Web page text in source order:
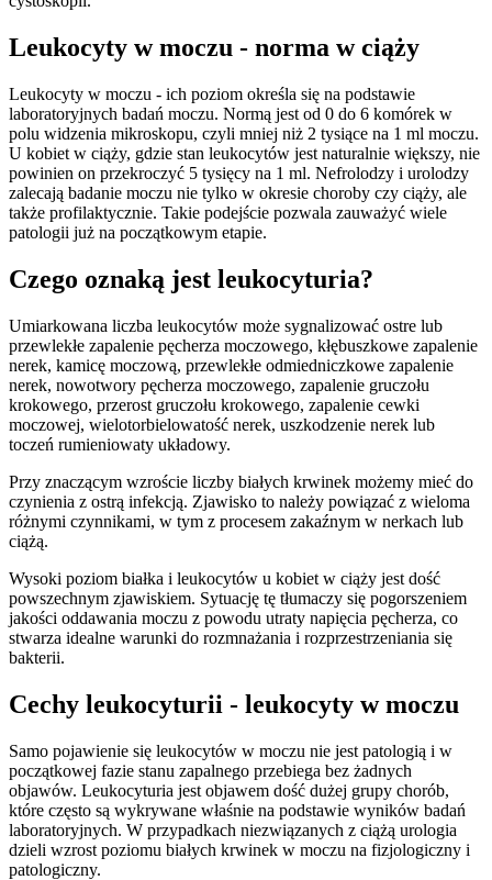
Leukocyty w moczu - norma w ciąży
Leukocyty w moczu - ich poziom określa się na podstawie
laboratoryjnych badań moczu. Normą jest od 0 do 6 komórek w
polu widzenia mikroskopu, czyli mniej niż 2 tysiące na 1 ml moczu.
U kobiet w ciąży, gdzie stan leukocytów jest naturalnie większy, nie
powinien on przekroczyć 5 tysięcy na 1 ml. Nefrolodzy i urolodzy
zalecają badanie moczu nie tylko w okresie choroby czy ciąży, ale
także profilaktycznie. Takie podejście pozwala zauważyć wiele
patologii już na początkowym etapie.
Czego oznaką jest leukocyturia?
Umiarkowana liczba leukocytów może sygnalizować ostre lub
przewlekłe zapalenie pęcherza moczowego, kłębuszkowe zapalenie
nerek, kamicę moczową, przewlekłe odmiedniczkowe zapalenie
nerek, nowotwory pęcherza moczowego, zapalenie gruczołu
krokowego, przerost gruczołu krokowego, zapalenie cewki
moczowej, wielotorbielowatość nerek, uszkodzenie nerek lub
toczeń rumieniowaty układowy.
Przy znaczącym wzroście liczby białych krwinek możemy mieć do
czynienia z ostrą infekcją. Zjawisko to należy powiązać z wieloma
różnymi czynnikami, w tym z procesem zakaźnym w nerkach lub
ciążą.
Wysoki poziom białka i leukocytów u kobiet w ciąży jest dość
powszechnym zjawiskiem. Sytuację tę tłumaczy się pogorszeniem
jakości oddawania moczu z powodu utraty napięcia pęcherza, co
stwarza idealne warunki do rozmnażania i rozprzestrzeniania się
bakterii.
Cechy leukocyturii - leukocyty w moczu
Samo pojawienie się leukocytów w moczu nie jest patologią i w
początkowej fazie stanu zapalnego przebiega bez żadnych
objawów. Leukocyturia jest objawem dość dużej grupy chorób,
które często są wykrywane właśnie na podstawie wyników badań
laboratoryjnych. W przypadkach niezwiązanych z ciążą urologia
dzieli wzrost poziomu białych krwinek w moczu na fizjologiczny i
patologiczny.